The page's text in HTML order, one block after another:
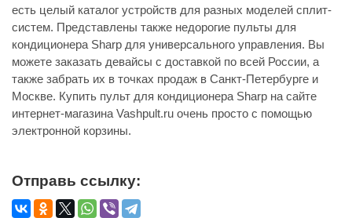
есть целый каталог устройств для разных моделей сплит-
систем. Представлены также недорогие пульты для
кондиционера Sharp для универсального управления. Вы
можете заказать девайсы с доставкой по всей России, а
также забрать их в точках продаж в Санкт-Петербурге и
Москве. Купить пульт для кондиционера Sharp на сайте
интернет-магазина Vashpult.ru очень просто с помощью
электронной корзины.
Отправь ссылку: